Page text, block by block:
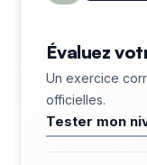
Évaluez
Un exercice
officielles.
Tester mon